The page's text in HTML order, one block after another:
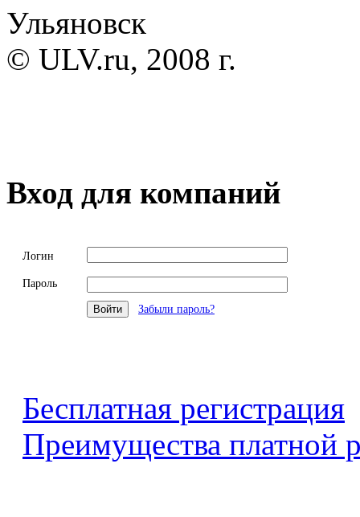
Ульяновск
© ULV.ru, 2008 г.
Вход для компаний
Логин
Пароль
Забыли пароль?
Бесплатная регистрация
Преимущества платной